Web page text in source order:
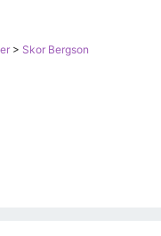
> Skor Bergson